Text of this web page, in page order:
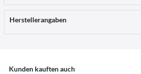
Herstellerangaben
Kunden kauften auch